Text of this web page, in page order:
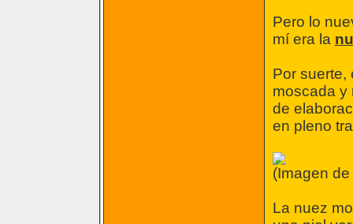
Pero lo
mí era la
Por suerte,
moscada y
de
en pleno
(Imagen
La nuez